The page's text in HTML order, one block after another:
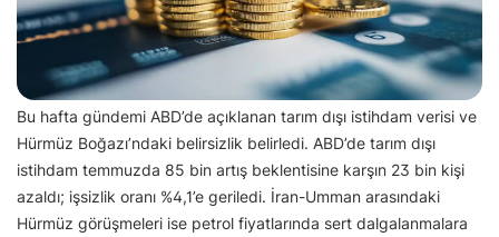
Bu hafta gündemi ABD’de açıklanan tarım dışı istihdam verisi ve
Hürmüz Boğazı’ndaki belirsizlik belirledi. ABD’de tarım dışı
istihdam temmuzda 85 bin artış beklentisine karşın 23 bin kişi
azaldı; işsizlik oranı %4,1’e geriledi. İran-Umman arasındaki
Hürmüz görüşmeleri ise petrol fiyatlarında sert dalgalanmalara